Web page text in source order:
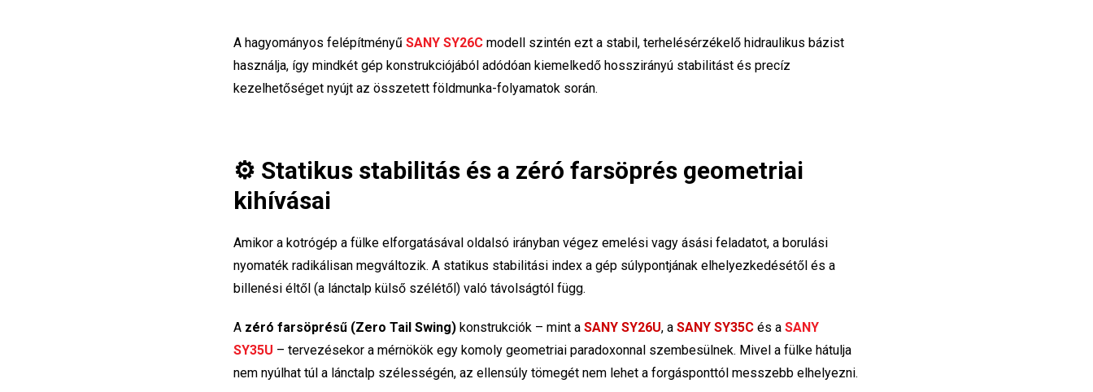
A hagyományos felépítményű SANY SY26C modell szintén ezt a stabil, terhelésérzékelő hidraulikus bázist
használja, így mindkét gép konstrukciójából adódóan kiemelkedő hosszirányú stabilitást és precíz
kezelhetőséget nyújt az összetett földmunka-folyamatok során.
⚙️ Statikus stabilitás és a zéró farsöprés geometriai
kihívásai
Amikor a kotrógép a fülke elforgatásával oldalsó irányban végez emelési vagy ásási feladatot, a borulási
nyomaték radikálisan megváltozik. A statikus stabilitási index a gép súlypontjának elhelyezkedésétől és a
billenési éltől (a lánctalp külső szélétől) való távolságtól függ.
A zéró farsöprésű (Zero Tail Swing) konstrukciók – mint a SANY SY26U, a SANY SY35C és a SANY
SY35U – tervezésekor a mérnökök egy komoly geometriai paradoxonnal szembesülnek. Mivel a fülke hátulja
nem nyúlhat túl a lánctalp szélességén, az ellensúly tömegét nem lehet a forgásponttól messzebb elhelyezni.